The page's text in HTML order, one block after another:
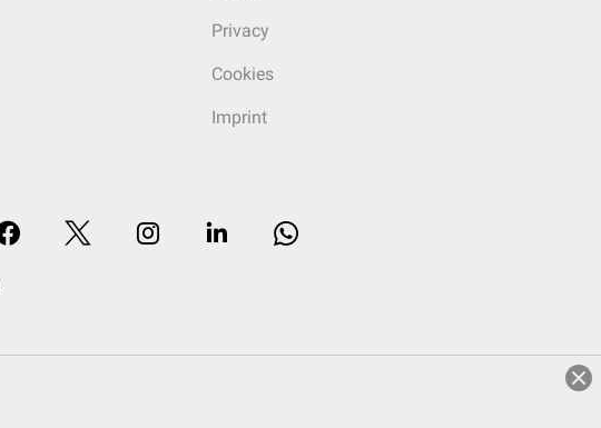
Privacy
Cookies
Imprint